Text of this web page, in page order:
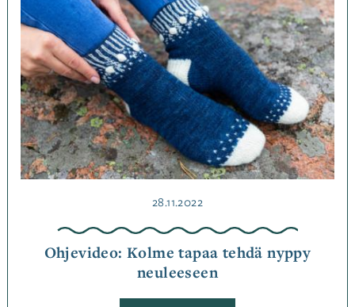
Ohjevideo: Kolme tapaa tehdä nyppy
neuleeseen
Julkaistu
28.11.2022
OhjeetAvainsanat
neuleohje,
neulonta,
ohje